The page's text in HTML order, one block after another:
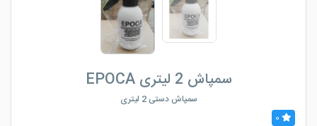
سمپاش 2 لیتری EPOCA
سمپاش دستی 2 لیتری
0